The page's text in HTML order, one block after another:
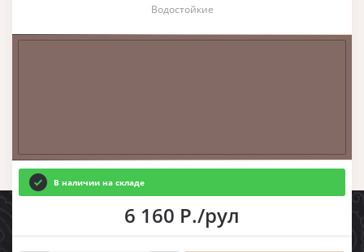
Водостойкие
В наличии на складе
6 160 Р./рул